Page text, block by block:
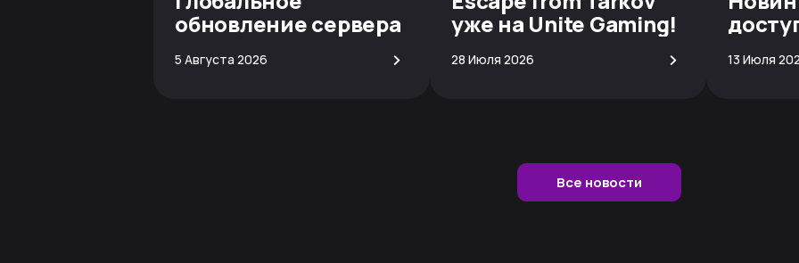
обновление сервера
5 Августа 2026 >
уже на Unite Gaming!
28 Июля 2026 > 13 Июля
Все новости